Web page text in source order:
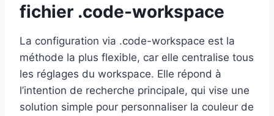
fichier .code-workspace
La configuration via .code-workspace est la
méthode la plus flexible, car elle centralise tous
les réglages du workspace. Elle répond à
l’intention de recherche principale, qui vise une
solution simple pour personnaliser la couleur de